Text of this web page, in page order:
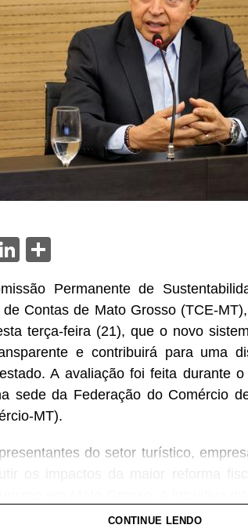
LinkedIn
Permanente de
Contas de Mato Grosso (TCE-
terça-feira (21), que o novo
e contribuirá para uma
A avaliação foi feita durante
sede da Federação do Comércio
MT).
do setor turístico,
Sérgio Ricardo, de ampliar o
CONTINUE LENDO